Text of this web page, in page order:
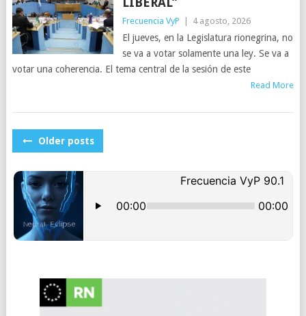
Frecuencia VyP | 4 agosto, 2026
El jueves, en la Legislatura rionegrina, no
se va a votar solamente una ley. Se va a
votar una coherencia. El tema central de la sesión de este
Read More
POSTS
Older posts